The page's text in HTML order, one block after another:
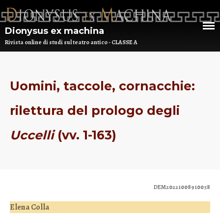
BIBLIOTECA DI DEM
Dionysus ex machina
Rivista online di studi sul teatro antico - CLASSE A
Uomini, taccole, cornacchie:
rilettura del prologo degli
Uccelli(vv. 1-163)
DEM20221008910058
Elena Colla